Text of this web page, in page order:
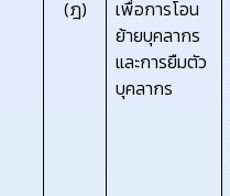
(ฎ)
เพื่อการโอน
ย้ายบุคลากร
และการยืมตัว
บุคลากร